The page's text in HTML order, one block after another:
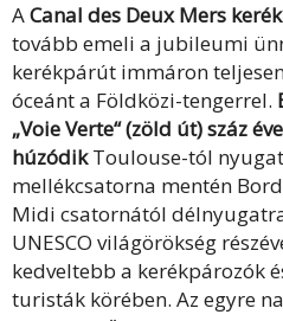
ACanal des Deux Mers
tovább emeli a jubileumi
kerékpárút immáron
óceánt a Földközi-tengerrel.
„Voie Verte“ (zöld út) száz
húzódikToulouse-tól
mellékcsatorna mentén
Midi csatornától
UNESCO világörökség
kedveltebb a kerékpározók
turisták körében. Az egyre